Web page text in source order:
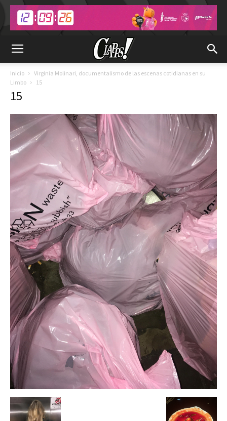
Inicio
Virginia Molinari, documentalismo de las escenas cotidianas en su
Limbo
15
15